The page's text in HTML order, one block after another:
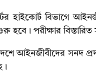
হাইকোর্ট বিভাগে
হবে। পরীক্ষার
আইনজীবীদের সনদ